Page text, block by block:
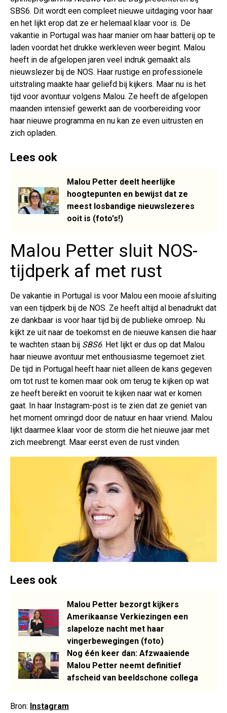
SBS6. Dit wordt een compleet nieuwe uitdaging voor haar
en het lijkt erop dat ze er helemaal klaar voor is. De
vakantie in Portugal was haar manier om haar batterij op te
laden voordat het drukke werkleven weer begint. Malou
heeft in de afgelopen jaren veel indruk gemaakt als
nieuwslezer bij de NOS. Haar rustige en professionele
uitstraling maakte haar geliefd bij kijkers. Maar nu is het
tijd voor avontuur volgens Malou. Ze heeft de afgelopen
maanden intensief gewerkt aan de voorbereiding voor
haar nieuwe programma en nu kan ze even uitrusten en
zich opladen.
Lees ook
Malou Petter deelt heerlijke
hoogtepunten en bewijst dat ze
meest losbandige nieuwslezeres
ooit is (foto's!)
Malou Petter sluit NOS-
tijdperk af met rust
De vakantie in Portugal is voor Malou een mooie afsluiting
van een tijdperk bij de NOS. Ze heeft altijd al benadrukt dat
ze dankbaar is voor haar tijd bij de publieke omroep. Nu
kijkt ze uit naar de toekomst en de nieuwe kansen die haar
te wachten staan bij SBS6. Het lijkt er dus op dat Malou
haar nieuwe avontuur met enthousiasme tegemoet ziet.
De tijd in Portugal heeft haar niet alleen de kans gegeven
om tot rust te komen maar ook om terug te kijken op wat
ze heeft bereikt en vooruit te kijken naar wat er komen
gaat. In haar Instagram-post is te zien dat ze geniet van
het moment omringd door de natuur en haar vriend. Malou
lijkt daarmee klaar voor de storm die het nieuwe jaar met
zich meebrengt. Maar eerst even de rust vinden.
Lees ook
Malou Petter bezorgt kijkers
Amerikaanse Verkiezingen een
slapeloze nacht met haar
vingerbewegingen (foto)
Nog één keer dan: Afzwaaiende
Malou Petter neemt definitief
afscheid van beeldschone collega
Bron: Instagram